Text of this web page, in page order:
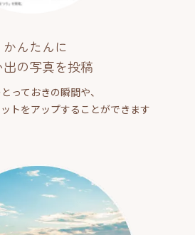
かんたんに
出の写真を投稿
っておきの瞬間や、
トをアップすることができます